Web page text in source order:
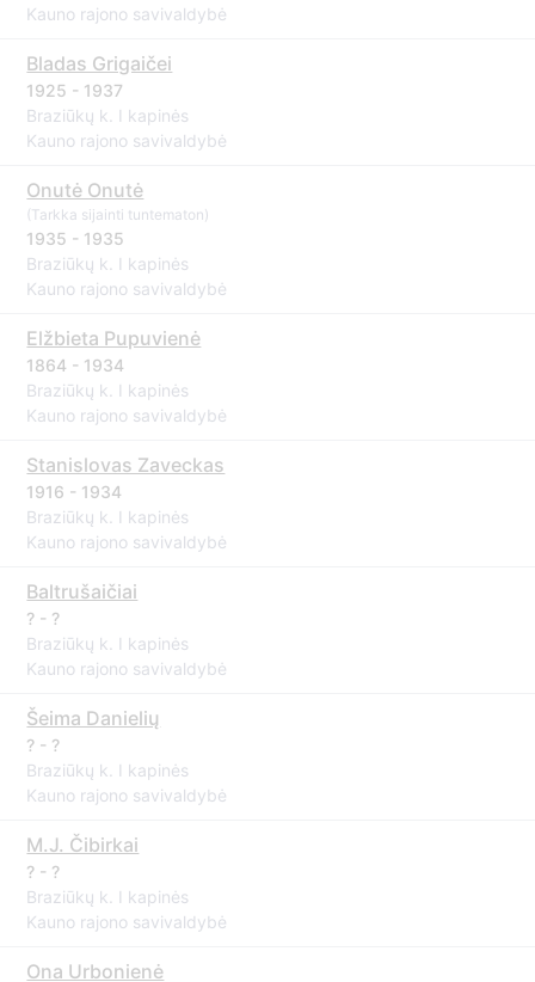
Kauno rajono savivaldybė
Bladas Grigaičei
1925 - 1937
Braziūkų k. I kapinės
Kauno rajono savivaldybė
Onutė Onutė
(Tarkka sijainti tuntematon)
1935 - 1935
Braziūkų k. I kapinės
Kauno rajono savivaldybė
Elžbieta Pupuvienė
1864 - 1934
Braziūkų k. I kapinės
Kauno rajono savivaldybė
Stanislovas Zaveckas
1916 - 1934
Braziūkų k. I kapinės
Kauno rajono savivaldybė
Baltrušaičiai
? - ?
Braziūkų k. I kapinės
Kauno rajono savivaldybė
Šeima Danielių
? - ?
Braziūkų k. I kapinės
Kauno rajono savivaldybė
M.J. Čibirkai
? - ?
Braziūkų k. I kapinės
Kauno rajono savivaldybė
Ona Urbonienė